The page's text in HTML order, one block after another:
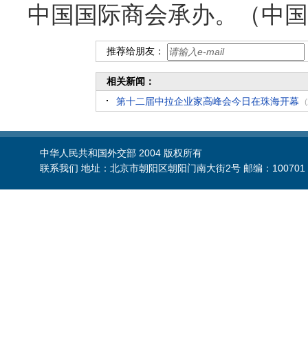
中国国际商会承办。（中
推荐给朋友：
相关新闻：
第十二届中拉企业家高峰会今日在珠海开幕
中华人民共和国外交部 2004 版权所有
联系我们 地址：北京市朝阳区朝阳门南大街2号 邮编：